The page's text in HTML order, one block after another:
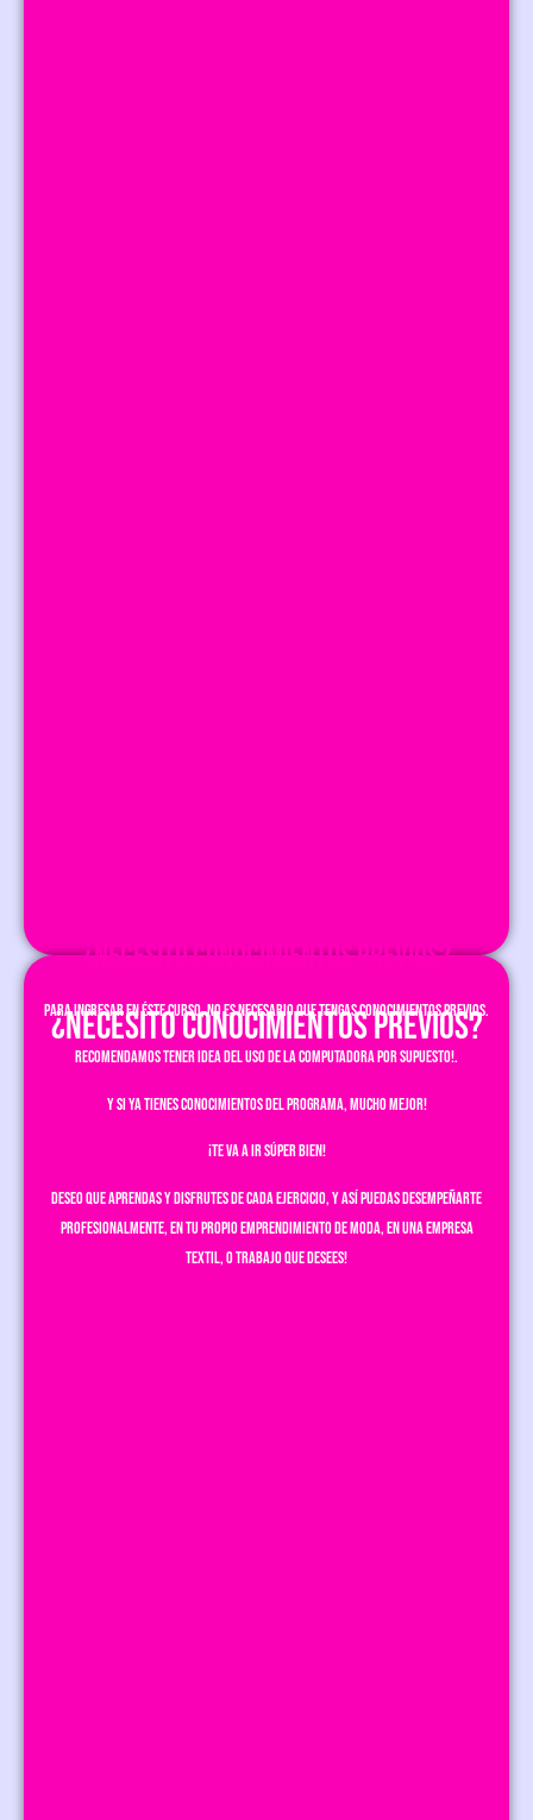
¿NECESITO CONOCIMIENTOS PREVIOS?
¿NECESITO CONOCIMIENTOS PREVIOS?
Para ingresar en éste curso, no es necesario que tengas conocimientos previos.
Recomendamos tener idea del uso de la computadora por supuesto!.
Y si ya tienes conocimientos del programa, mucho mejor!
¡Te va a ir súper bien!
Deseo que aprendas y disfrutes de cada ejercicio, y así puedas desempeñarte
profesionalmente, en tu propio emprendimiento de Moda, en una Empresa
Textil, o trabajo que desees!